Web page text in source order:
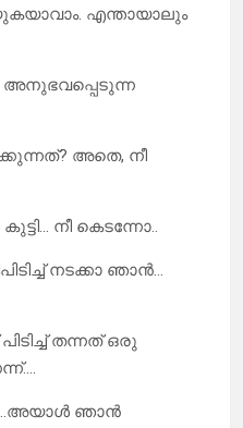
എന്തായാലും
അനുഭവപ്പെടുന്ന
അതെ, നീ
നീ കെടന്നോ..
നടക്കാ ഞാൻ…
തന്നത് ഒരു
ഞാൻ